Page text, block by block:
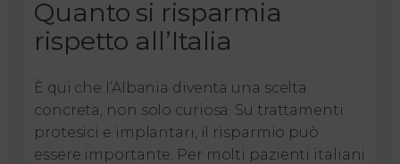
Quanto si risparmia
rispetto all’Italia
È qui che l’Albania diventa una scelta
concreta, non solo curiosa. Su trattamenti
protesici e implantari, il risparmio può
essere importante. Per molti pazienti italiani